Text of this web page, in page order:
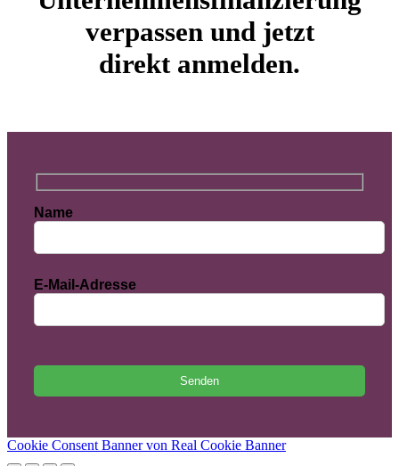
verpassen und jetzt
direkt anmelden.
Name
E-Mail-Adresse
Cookie Consent Banner von Real Cookie Banner